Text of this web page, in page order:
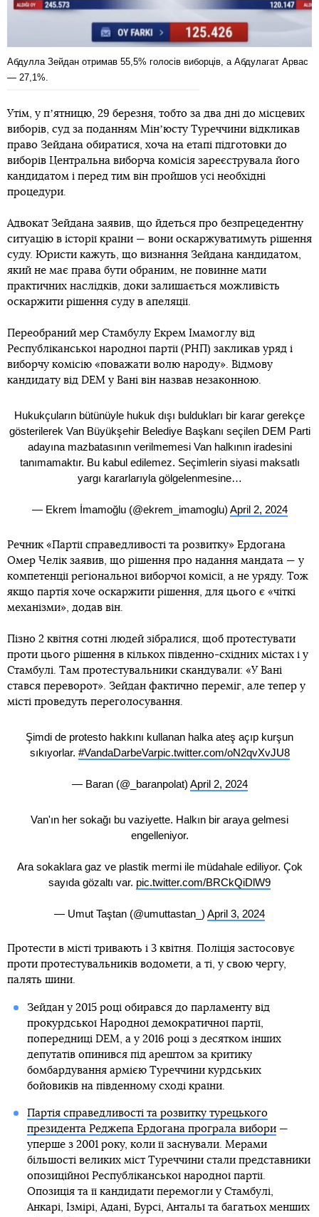
Абдулла Зейдан отримав 55,5% голосів виборців, а Абдулагат Арвас
— 27,1%.
Утім, у пʼятницю, 29 березня, тобто за два дні до місцевих
виборів, суд за поданням Мінʼюсту Туреччини відкликав
право Зейдана обиратися, хоча на етапі підготовки до
виборів Центральна виборча комісія зареєструвала його
кандидатом і перед тим він пройшов усі необхідні
процедури.
Адвокат Зейдана заявив, що йдеться про безпрецедентну
ситуацію в історії країни — вони оскаржуватимуть рішення
суду. Юристи кажуть, що визнання Зейдана кандидатом,
який не має права бути обраним, не повинне мати
практичних наслідків, доки залишається можливість
оскаржити рішення суду в апеляції.
Переобраний мер Стамбулу Екрем Імамоглу від
Республіканської народної партії (РНП) закликав уряд і
виборчу комісію «поважати волю народу». Відмову
кандидату від DEM у Вані він назвав незаконною.
Hukukçuların bütünüyle hukuk dışı buldukları bir karar gerekçe
gösterilerek Van Büyükşehir Belediye Başkanı seçilen DEM Parti
adayına mazbatasının verilmemesi Van halkının iradesini
tanımamaktır. Bu kabul edilemez. Seçimlerin siyasi maksatlı
yargı kararlarıyla gölgelenmesine…
— Ekrem İmamoğlu (@ekrem_imamoglu) April 2, 2024
Речник «Партії справедливості та розвитку» Ердогана
Омер Челік заявив, що рішення про надання мандата — у
компетенції регіональної виборчої комісії, а не уряду. Тож
якщо партія хоче оскаржити рішення, для цього є «чіткі
механізми», додав він.
Пізно 2 квітня сотні людей зібралися, щоб протестувати
проти цього рішення в кількох південно-східних містах і у
Стамбулі. Там протестувальники скандували: «У Вані
стався переворот». Зейдан фактично переміг, але тепер у
місті проведуть переголосування.
Şimdi de protesto hakkını kullanan halka ateş açıp kurşun
sıkıyorlar. #VandaDarbeVarpic.twitter.com/oN2qvXvJU8
— Baran (@_baranpolat) April 2, 2024
Van'ın her sokağı bu vaziyette. Halkın bir araya gelmesi
engelleniyor.
Ara sokaklara gaz ve plastik mermi ile müdahale ediliyor. Çok
sayıda gözaltı var. pic.twitter.com/BRCkQiDlW9
— Umut Taştan (@umuttastan_) April 3, 2024
Протести в місті тривають і 3 квітня. Поліція застосовує
проти протестувальників водомети, а ті, у свою чергу,
палять шини.
Зейдан у 2015 році обирався до парламенту від
прокурдської Народної демократичної партії,
попередниці DEM, а у 2016 році з десятком інших
депутатів опинився під арештом за критику
бомбардування армією Туреччини курдських
бойовиків на південному сході країни.
Партія справедливості та розвитку турецького
президента Реджепа Ердогана програла вибори—
уперше з 2001 року, коли її заснували. Мерами
більшості великих міст Туреччини стали представники
опозиційної Республіканської народної партії.
Опозиція та її кандидати перемогли у Стамбулі,
Анкарі, Ізмірі, Адані, Бурсі, Антальї та багатьох менших